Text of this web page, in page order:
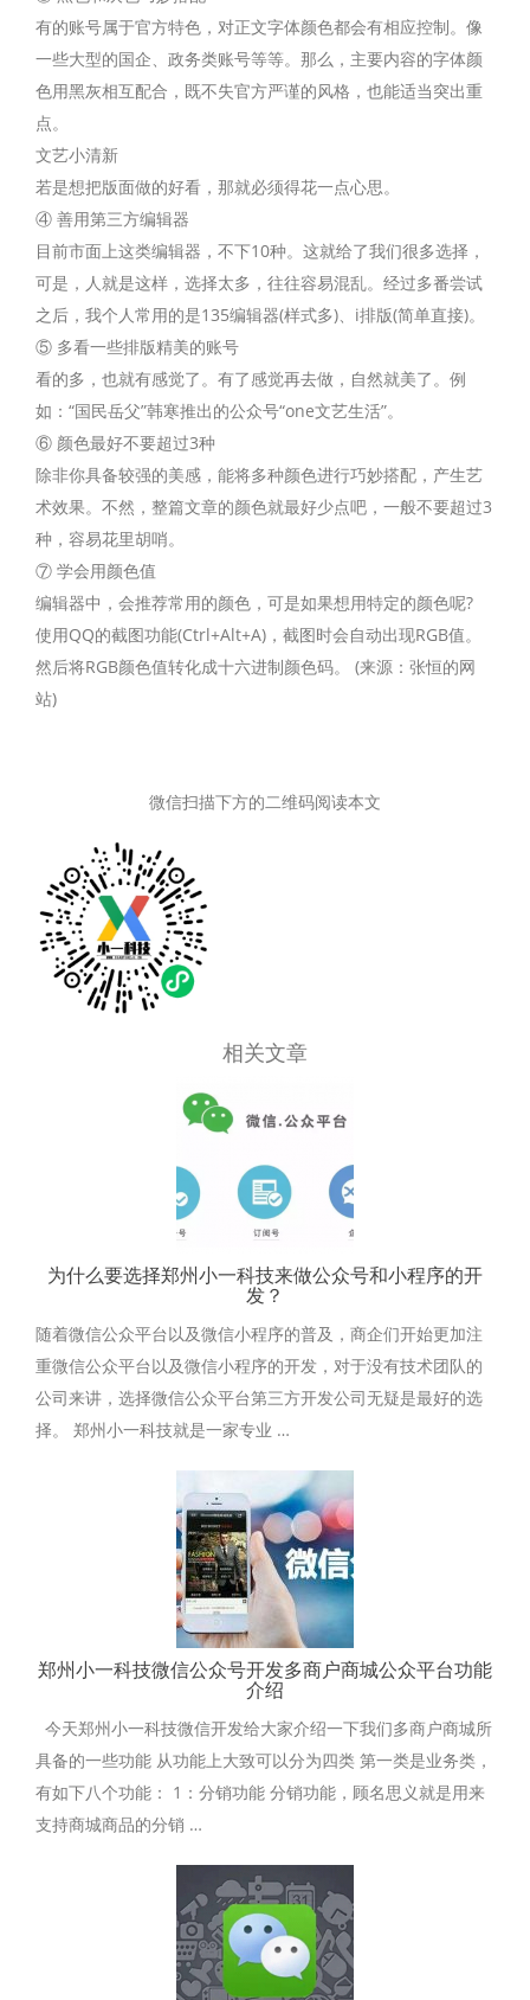
有的账号属于官方特色，对正文字体颜色都会有相应控制。像
一些大型的国企、政务类账号等等。那么，主要内容的字体颜
色用黑灰相互配合，既不失官方严谨的风格，也能适当突出重
点。
文艺小清新
若是想把版面做的好看，那就必须得花一点心思。
④ 善用第三方编辑器
目前市面上这类编辑器，不下10种。这就给了我们很多选择，
可是，人就是这样，选择太多，往往容易混乱。经过多番尝试
之后，我个人常用的是135编辑器(样式多)、i排版(简单直接)。
⑤ 多看一些排版精美的账号
看的多，也就有感觉了。有了感觉再去做，自然就美了。例
如：“国民岳父”韩寒推出的公众号“one文艺生活”。
⑥ 颜色最好不要超过3种
除非你具备较强的美感，能将多种颜色进行巧妙搭配，产生艺
术效果。不然，整篇文章的颜色就最好少点吧，一般不要超过3
种，容易花里胡哨。
⑦ 学会用颜色值
编辑器中，会推荐常用的颜色，可是如果想用特定的颜色呢?
使用QQ的截图功能(Ctrl+Alt+A)，截图时会自动出现RGB值。
然后将RGB颜色值转化成十六进制颜色码。 (来源：张恒的网
站)
微信扫描下方的二维码阅读本文
相关文章
为什么要选择郑州小一科技来做公众号和小程序的开
发？
随着微信公众平台以及微信小程序的普及，商企们开始更加注
重微信公众平台以及微信小程序的开发，对于没有技术团队的
公司来讲，选择微信公众平台第三方开发公司无疑是最好的选
择。 郑州小一科技就是一家专业 …
郑州小一科技微信公众号开发多商户商城公众平台功能
介绍
今天郑州小一科技微信开发给大家介绍一下我们多商户商城所
具备的一些功能 从功能上大致可以分为四类 第一类是业务类，
有如下八个功能： 1：分销功能 分销功能，顾名思义就是用来
支持商城商品的分销 …